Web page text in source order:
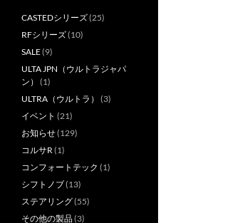
CASTEDシリーズ(25)
RFシリーズ(10)
SALE(9)
ULTA JPN（ウルトラジャパ
ン） (1)
ULTRA（ウルトラ） (3)
イベント (21)
お知らせ(129)
コルサR(1)
コンフォートテック (1)
シフトノブ(13)
ステアリング(55)
その他の製品(3)